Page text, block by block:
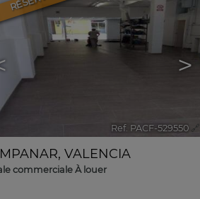
>
Ref. PACF-529550 🔗
, VALENCIA
commerciale À louer